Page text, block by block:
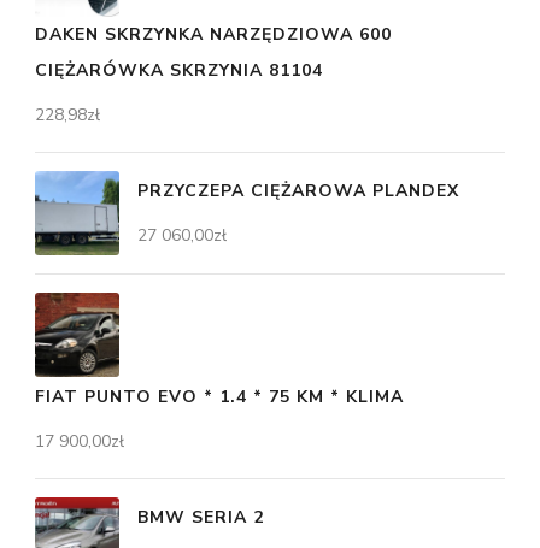
DAKEN SKRZYNKA NARZĘDZIOWA 600
CIĘŻARÓWKA SKRZYNIA 81104
228,98zł
PRZYCZEPA CIĘŻAROWA PLANDEX
27 060,00zł
FIAT PUNTO EVO * 1.4 * 75 KM * KLIMA
17 900,00zł
BMW SERIA 2